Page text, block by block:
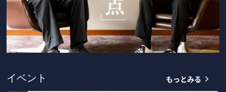
イベント もっとみる